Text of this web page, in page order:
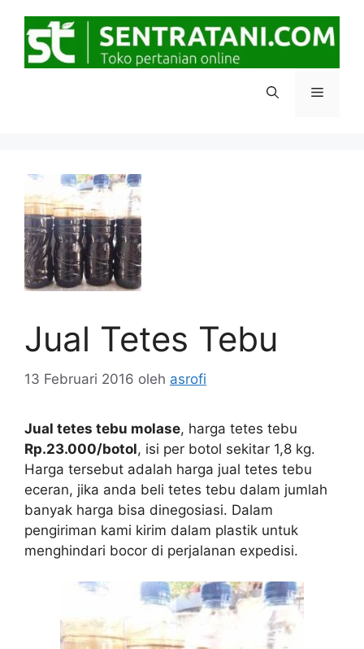
Menu
Jual Tetes Tebu
13 Februari 2016 oleh asrofi
Jual tetes tebu molase, harga tetes tebu
Rp.23.000/botol, isi per botol sekitar 1,8 kg.
Harga tersebut adalah harga jual tetes tebu
eceran, jika anda beli tetes tebu dalam jumlah
banyak harga bisa dinegosiasi. Dalam
pengiriman kami kirim dalam plastik untuk
menghindari bocor di perjalanan expedisi.